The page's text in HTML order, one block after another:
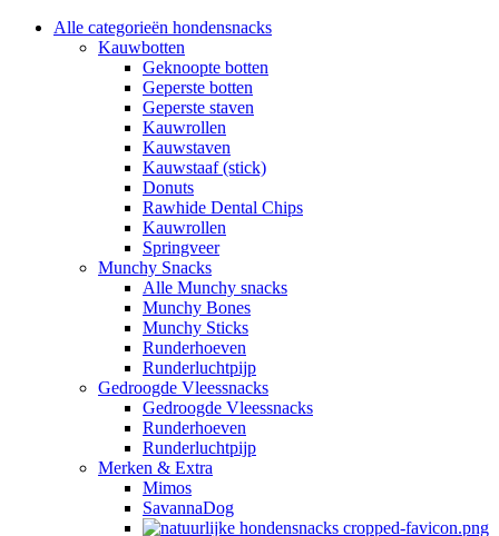
Alle categorieën hondensnacks
Kauwbotten
Geknoopte botten
Geperste botten
Geperste staven
Kauwrollen
Kauwstaven
Kauwstaaf (stick)
Donuts
Rawhide Dental Chips
Kauwrollen
Springveer
Munchy Snacks
Alle Munchy snacks
Munchy Bones
Munchy Sticks
Runderhoeven
Runderluchtpijp
Gedroogde Vleessnacks
Gedroogde Vleessnacks
Runderhoeven
Runderluchtpijp
Merken & Extra
Mimos
SavannaDog